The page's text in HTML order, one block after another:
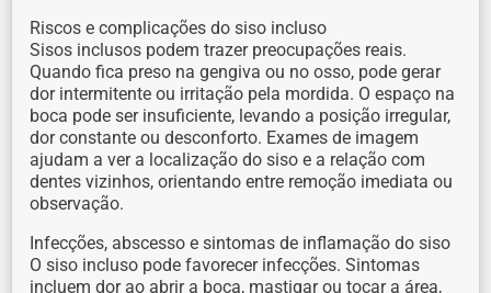
Riscos e complicações do siso incluso
Sisos inclusos podem trazer preocupações reais.
Quando fica preso na gengiva ou no osso, pode gerar
dor intermitente ou irritação pela mordida. O espaço na
boca pode ser insuficiente, levando a posição irregular,
dor constante ou desconforto. Exames de imagem
ajudam a ver a localização do siso e a relação com
dentes vizinhos, orientando entre remoção imediata ou
observação.
Infecções, abscesso e sintomas de inflamação do siso
O siso incluso pode favorecer infecções. Sintomas
incluem dor ao abrir a boca, mastigar ou tocar a área,